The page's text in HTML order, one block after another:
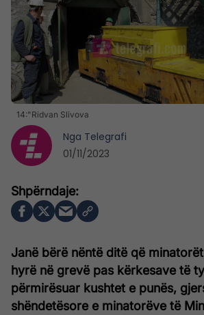
14:"Ridvan Slivova
Janë bërë nëntë ditë që
hyrë në grevë pas kërkesave të
përmirësuar kushtet e punës,
shëndetësore e minatorëve të
Nga Telegrafi
01/11/2023